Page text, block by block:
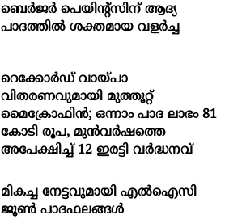
ബെർജർ പെയിന്റ്സിന് ആദ്യ
പാദത്തിൽ ശക്തമായ വളർച്ച
റെക്കോർഡ് വായ്പാ
വിതരണവുമായി മുത്തൂറ്റ്
മൈക്രോഫിൻ; ഒന്നാം പാദ ലാഭം 81
കോടി രൂപ, മുൻവർഷത്തെ
അപേക്ഷിച്ച് 12 ഇരട്ടി വർദ്ധനവ്
മികച്ച നേട്ടവുമായി എൽഐസി
ജൂൺ പാദഫലങ്ങൾ